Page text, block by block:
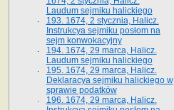
Laudum sejmiku halickiego
193. 1674, 2 stycznia, Halicz.
Instrukcya sejmiku posłom na
sejm konwokacyjny
194. 1674, 29 marca, Halicz.
Laudum sejmiku halickiego
195. 1674, 29 marca, Halicz.
Deklaracya sejmiku halickiego w
sprawie podatków
196. 1674, 29 marca, Halicz.